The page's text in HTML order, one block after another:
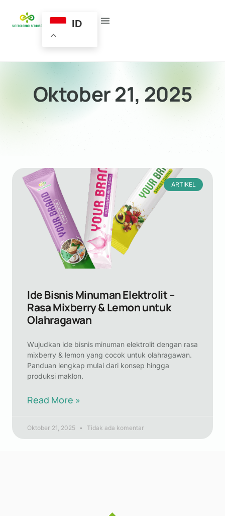
ID
Oktober 21, 2025
ARTIKEL
Ide Bisnis Minuman Elektrolit –
Rasa Mixberry & Lemon untuk
Olahragawan
Wujudkan ide bisnis minuman elektrolit dengan rasa
mixberry & lemon yang cocok untuk olahragawan.
Panduan lengkap mulai dari konsep hingga
produksi maklon.
Read More »
Oktober 21, 2025 Tidak ada komentar